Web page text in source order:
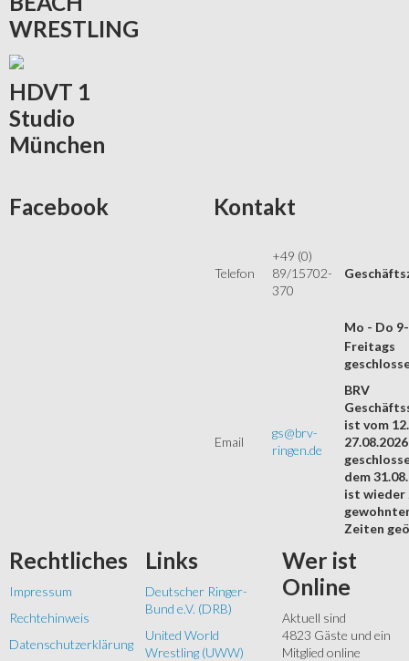
WRESTLING
HDVT 1
Studio
München
Facebook Kontakt
Telefon
+49 (0)
89/15702-
370
Mo - Do
Email
gs@brv-
ringen.de
Freitags
BRV
ist vom
27.08.2026
dem
ist wieder
Zeiten
Rechtliches
Impressum
Rechtehinweis
Datenschutzerklärung
Links
Deutscher Ringer-
Bund e.V. (DRB)
United World
Wrestling (UWW)
Wer ist
Online
Aktuell sind
4823 Gäste und ein
Mitglied online